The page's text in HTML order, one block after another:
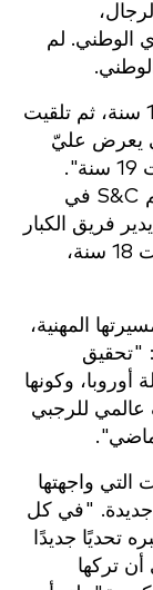
الوطني. لم
"بدأت بتدريب المنتخب الإسباني تحت 19 سنة، ثم تلقيت
يعرض عليّ
منصب رئيس فريق الرغبي الإسباني تحت 19 سنة".
والآن، يشغل مار الآن منصب رئيس قسم S&C في
فريق الكبار
من الذكور والإناث، وتحت 20 سنة، وتحت 18 سنة،
المهنية،
"تحقيق
أوروبا، وكونها
للرجبي
التي واجهتها
جديدة. "في كل
تحديًا جديدًا
أن تركها